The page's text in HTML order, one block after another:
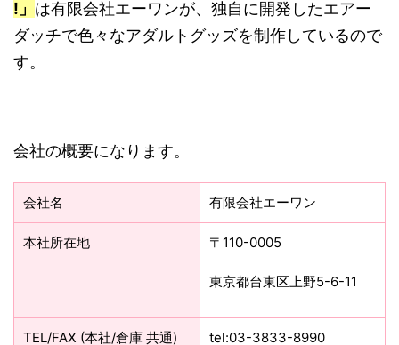
!」 は有限会社エーワンが、独自に開発したエアー
ダッチで色々なアダルトグッズを制作しているので
す。
会社の概要になります。
会社名 有限会社エーワン
本社所在地 〒110-0005
東京都台東区上野5-6-11
TEL/FAX (本社/倉庫 共通) tel:03-3833-8990